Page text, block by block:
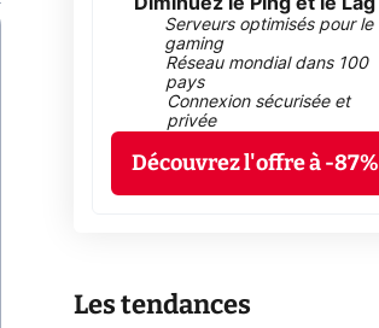
Diminuez le Ping et le Lag
Serveurs optimisés pour le
gaming
Réseau mondial dans 100
pays
Connexion sécurisée et
privée
Découvrez l'offre à -87%
Les tendances